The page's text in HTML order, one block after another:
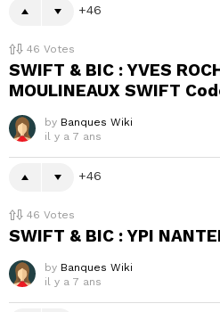
46
46 Votes
SWIFT & BIC : YVES
MOULINEAUX SWIFT
by Banques Wiki
il y a 7 ans
46
46 Votes
SWIFT & BIC : YPI
by Banques Wiki
il y a 7 ans